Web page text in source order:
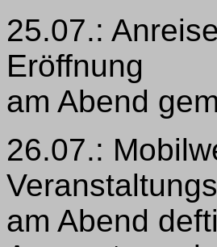
25.07.:
Eröffnung
am Abend
26.07.:
am Abend